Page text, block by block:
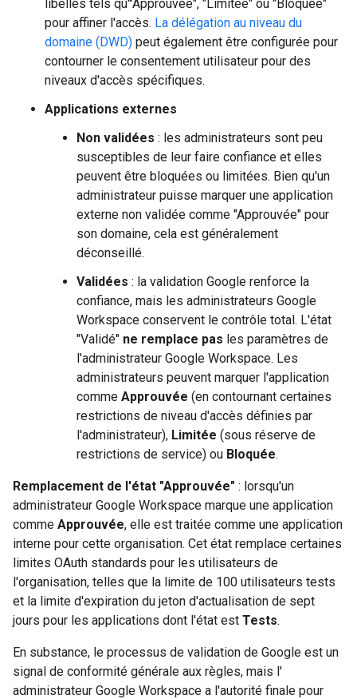
libellés tels qu'"Approuvée", "Limitée" ou "Bloquée"
pour affiner l'accès. La délégation au niveau du
domaine (DWD) peut également être configurée pour
contourner le consentement utilisateur pour des
niveaux d'accès spécifiques.
Applications externes
Non validées : les administrateurs sont peu
susceptibles de leur faire confiance et elles
peuvent être bloquées ou limitées. Bien qu'un
administrateur puisse marquer une application
externe non validée comme "Approuvée" pour
son domaine, cela est généralement
déconseillé.
Validées : la validation Google renforce la
confiance, mais les administrateurs Google
Workspace conservent le contrôle total. L'état
"Validé" ne remplace pas les paramètres de
l'administrateur Google Workspace. Les
administrateurs peuvent marquer l'application
comme Approuvée (en contournant certaines
restrictions de niveau d'accès définies par
l'administrateur), Limitée (sous réserve de
restrictions de service) ou Bloquée.
Remplacement de l'état "Approuvée" : lorsqu'un
administrateur Google Workspace marque une application
comme Approuvée, elle est traitée comme une application
interne pour cette organisation. Cet état remplace certaines
limites OAuth standards pour les utilisateurs de
l'organisation, telles que la limite de 100 utilisateurs tests
et la limite d'expiration du jeton d'actualisation de sept
jours pour les applications dont l'état est Tests.
En substance, le processus de validation de Google est un
signal de conformité générale aux règles, mais l'
administrateur Google Workspace a l'autorité finale pour